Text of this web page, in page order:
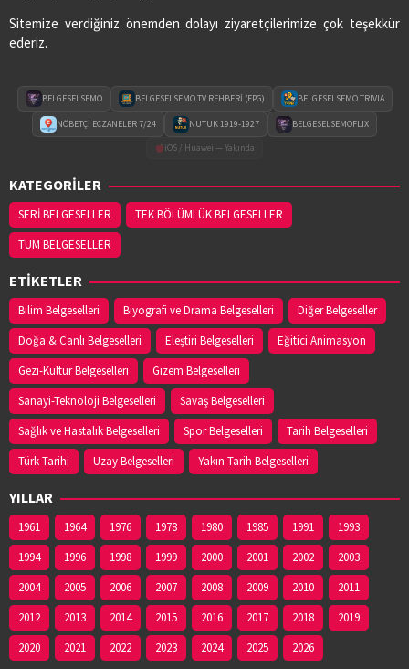
Sitemize verdiğiniz önemden dolayı ziyaretçilerimize çok teşekkür
ederiz.
BELGESELSEMO BELGESELSEMO TV REHBERİ (EPG) BELGESELSEMO TRIVIA
NÖBETÇİ ECZANELER 7/24 NUTUK 1919-1927
BELGESELSEMOFLIX
iOS / Huawei — Yakında
KATEGORİLER
SERİ BELGESELLER
TEK BÖLÜMLÜK BELGESELLER
TÜM BELGESELLER
ETİKETLER
Bilim Belgeselleri Biyografi ve Drama Belgeselleri
Diğer Belgeseller
Doğa & Canlı Belgeselleri
Eleştiri Belgeselleri
Eğitici Animasyon
Gezi-Kültür Belgeselleri
Gizem Belgeselleri
Sanayi-Teknoloji Belgeselleri
Savaş Belgeselleri
Sağlık ve Hastalık Belgeselleri
Spor Belgeselleri
Tarih Belgeselleri
Türk Tarihi
Uzay Belgeselleri Yakın Tarih Belgeselleri
YILLAR
1961 1964 1976 1978 1980 1985 1991
1993
1994
1996 1998 1999 2000 2001 2002
2003
2004
2005 2006 2007 2008 2009 2010
2011
2012
2013 2014 2015 2016 2017 2018
2019
2020
2021 2022 2023 2024 2025 2026